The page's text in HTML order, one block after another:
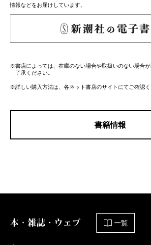
情報などをお届けしています。
※書店によっては、在庫のない場合や取扱いのない場合
了承ください。
※詳しい購入方法は、各ネット書店のサイトにてご確認く
書籍情報
本・雑誌・ウェブ 一覧